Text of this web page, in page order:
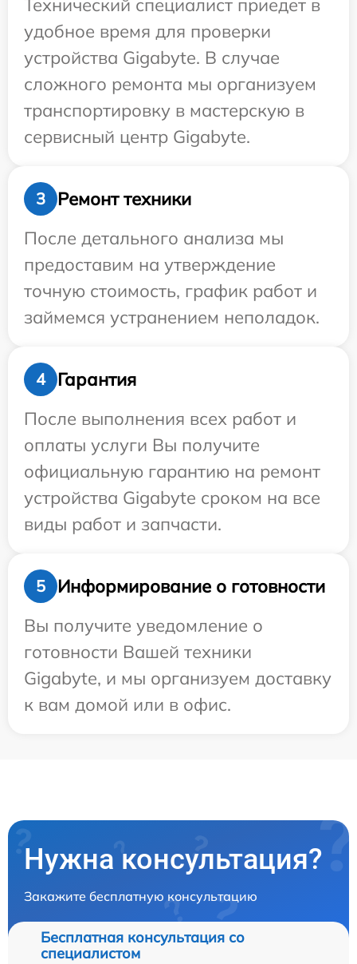
Технический специалист приедет в
удобное время для проверки
устройства Gigabyte. В случае
сложного ремонта мы организуем
транспортировку в мастерскую в
сервисный центр Gigabyte.
3
Ремонт техники
После детального анализа мы
предоставим на утверждение
точную стоимость, график работ и
займемся устранением неполадок.
4
Гарантия
После выполнения всех работ и
оплаты услуги Вы получите
официальную гарантию на ремонт
устройства Gigabyte сроком на все
виды работ и запчасти.
5
Информирование о готовности
Вы получите уведомление о
готовности Вашей техники
Gigabyte, и мы организуем доставку
к вам домой или в офис.
Нужна консультация?
Закажите бесплатную консультацию
Бесплатная консультация со
специалистом